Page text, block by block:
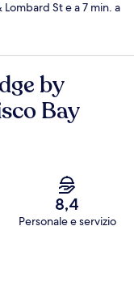
St e a 7 min. a
by
Bay
8,4
Personale e servizio